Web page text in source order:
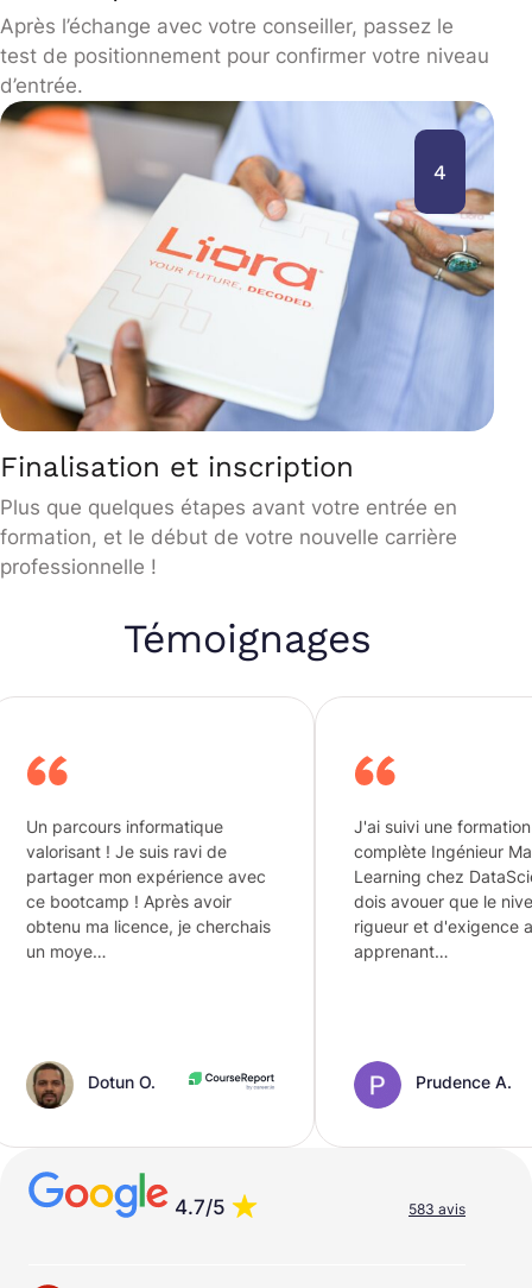
Après l’échange avec votre conseiller, passez le
test de positionnement pour confirmer votre niveau
d’entrée.
4
Finalisation et inscription
Plus que quelques étapes avant votre entrée en
formation, et le début de votre nouvelle carrière
professionnelle !
Témoignages
informatique
suis ravi de
expérience avec
! Après avoir
je cherchais
O.
J'ai suivi une formation
complète Ingénieur Machine
Learning chez DataScientest. je
dois avouer que le niveau de
rigueur et d'exigence aux
Prudence A.
4.7/5 583 avis